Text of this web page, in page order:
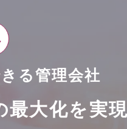
る管理会社
最大化を実現